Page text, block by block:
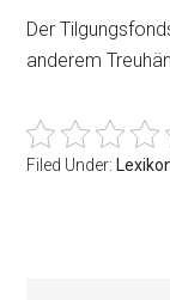
Der
anderem
Filed Under: